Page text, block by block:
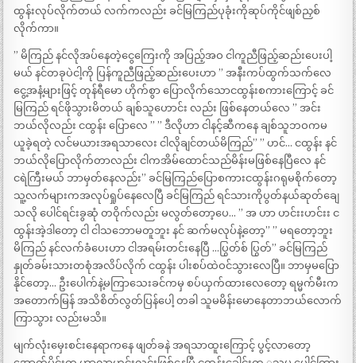
ထွန်းလုပ်လိုက်တယ် လက်ကလည်း ခင်မြကြည်ပုခုံးကိုဆုပ်ကိုင်ဖျစ်ညှစ်
လိုက်ကာ။
” မိကြည် နင်လိုအပ်နေတဲ့ငွေကြေးကို အပြည့်အဝ ငါကူညီဖြည့်ဆည်းပေးပါ့
မယ် နင်တခုပဲငါ့ကို ပြန်ကူညီဖြည့်ဆည်းပေးဟာ ” အနီးကပ်ထွက်သက်လေ
ငွေ့အနံ့များဖြင့် တုန်ရီမော ဟိုက်စွာ ပြောလိုက်သောငထွန်းစကားကြောင့် ခင်
မြကြည် ရင်ဖိုသွားမိတယ် ချစ်သူဟောင်း လည်း ဖြစ်နေတယ်လေ ” အင်း
ဘယ်လိုလည်း ငထွန်း ပြောလေ ” ” ဒီလိုဟာ ငါနင့်ဆီကနေ ချစ်သူဘဝကမ
ယူခဲ့ရတဲ့ လင်မယားအရသာလေး ငါလိုချင်တယ်မိကြည်” ” ဟင်… ငထွန်း နင်
ဘယ်လိုပြောလိုက်တာလည်း ငါကအိမ်ထောင်သည်မိန်းမဖြစ်နေပြီလေ နင်
ငရဲကြီးမယ် ဘာမှတ်နေလည်း” ခင်မြကြည်ပြောစကားငထွန်းဂရုမစိုက်တော့
သူ့လက်များကအလုပ်ရှုပ်နေလေပြီ ခင်မြကြည် ရင်သားကိုပွတ်နယ်ဆုတ်ချေ
သလို ပေါင်ရင်းခွဆုံ တဝိုက်လည်း မလွတ်တော့ပေ… ” အ ဟာ ဟင်းးဟင်းး င
ထွန်းအဲ့ဒါတော့ ငါ ငါသဘောမတူဘူး နင် ဆက်မလုပ်နဲ့တော့” ” မရတော့ဘူး
မိကြည် နင်လက်ခံပေးဟာ ငါအရမ်းတင်းနေပြီ …ပြွတ်စ် ပြွတ်” ခင်မြကြည်
နှုတ်ခမ်းသားတစုံအလိပ်လိုက် ငထွန်း ပါးစပ်ထဲဝင်သွားလေပြီ။ ဘာမှမပြော
နိုင်တော့… ဦးပေါက်နဲ့မကြာသေးခင်ကမှ စပ်ယှက်ထားလေတော့ ရမ္မက်မီးက
အတောက်မြန် အသိစိတ်လွတ်ပြန်ပေါ့ တခါ သူမမိန်းမောနေတာဘယ်လောက်
ကြာသွား လည်းမသိ။
မျက်လုံးမှေးစင်းနေရာကနေ ဖျတ်ခနဲ အရသာထူးကြောင့် ပွင့်လာတော့